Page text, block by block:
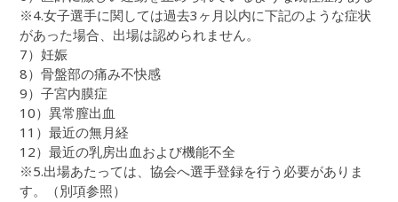
※4.女子選手に関しては過去3ヶ月以内に下記のような症状
があった場合、出場は認められません。
7）妊娠
8）骨盤部の痛み不快感
9）子宮内膜症
10）異常膣出血
11）最近の無月経
12）最近の乳房出血および機能不全
※5.出場あたっては、協会へ選手登録を行う必要がありま
す。（別項参照）